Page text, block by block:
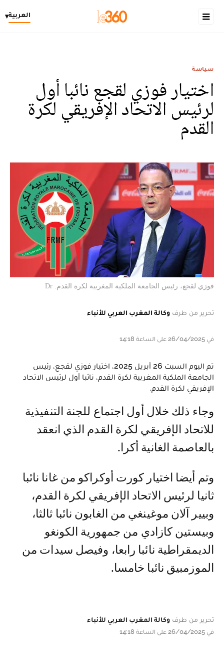
العربية▾
سياسة
اختيار فوزي لقجع نائبا أول
لرئيس الاتحاد الإفريقي لكرة
القدم
فوزي لقجع، رئيس الجامعة الملكية المغربية لكرة القدم. Dr
تحرير من طرف وكالة المغرب العربي للأنباء
في 26/04/2025 على الساعة 14:18
تم اليوم السبت 26 أبريل 2025، اختيار فوزي لقجع، رئيس
الجامعة الملكية المغربية لكرة القدم، نائبا أول لرئيس الاتحاد
الإفريقي لكرة القدم.
وجاء ذلك خلال أول اجتماع للجنة التنفيذية
للاتحاد الإفريقي لكرة القدم الذي انعقد
بالعاصمة الغانية أكرا.
وتم أيضا اختيار كورت أوكراكو من غانا نائبا
ثانيا لرئيس الاتحاد الإفريقي لكرة القدم،
وبيير آلان موغينغي من الغابون نائبا ثالثا،
وبيستين كازادي من جمهورية الكونغو
الديمقراطية نائبا رابعا، وفيصل سيدات من
الموزمبيق نائبا خامسا.
تحرير من طرف وكالة المغرب العربي للأنباء
في 26/04/2025 على الساعة 14:18